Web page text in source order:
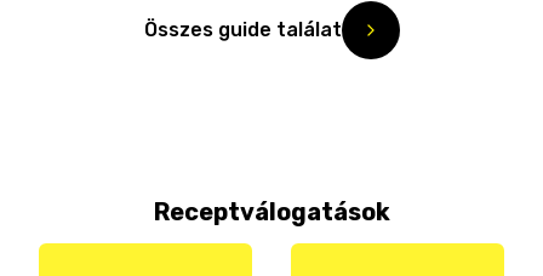
Összes guide találat
Receptválogatások